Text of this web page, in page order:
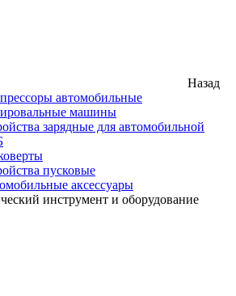
Назад
автомобильные
машины
зарядные для автомобильной
пусковые
аксессуары
инструмент и оборудование